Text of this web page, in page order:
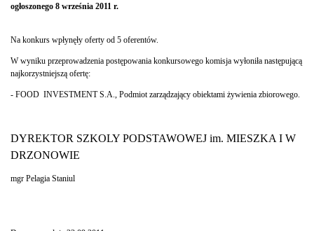
ogłoszonego 8 września 2011 r.
Na konkurs wpłynęły oferty od 5 oferentów.
W wyniku przeprowadzenia postępowania konkursowego komisja wyłoniła następującą
najkorzystniejszą ofertę:
- FOOD INVESTMENT S.A., Podmiot zarządzający obiektami żywienia zbiorowego.
DYREKTOR SZKOLY PODSTAWOWEJ im. MIESZKA I W
DRZONOWIE
mgr Pelagia Staniul